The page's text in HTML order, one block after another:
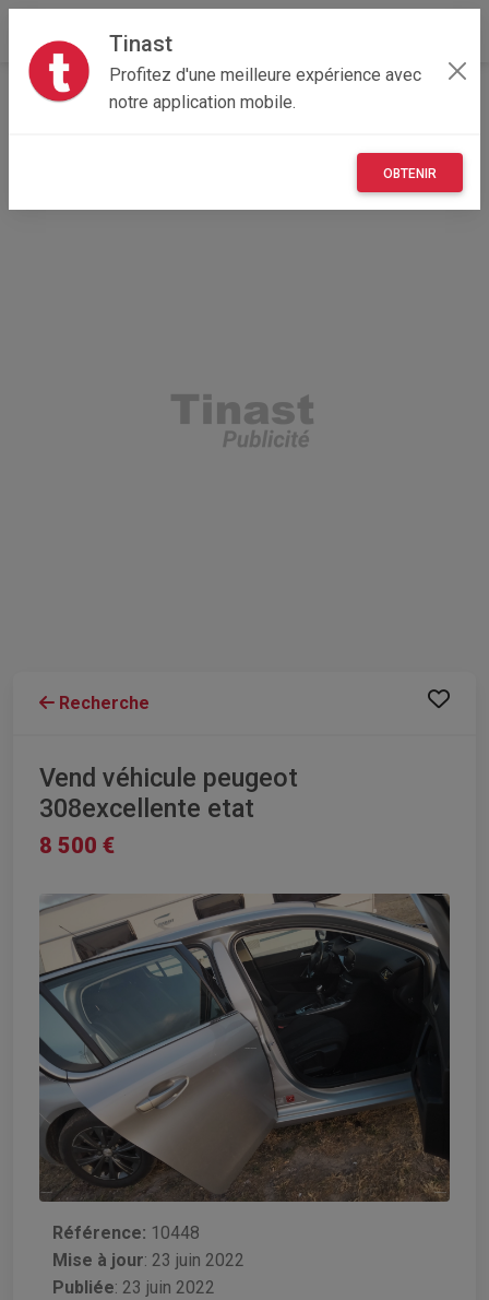
Tinast
Profitez d'une meilleure expérience avec
notre application mobile.
OBTENIR
Accueil Véhicules
Provence-Alpes-Côte d'Azur
Vend véhicule Peugeot 308excellente etat
Recherche
Vend véhicule peugeot
308excellente etat
8 500 €
Référence: 10448
Mise à jour: 23 juin 2022
Publiée: 23 juin 2022